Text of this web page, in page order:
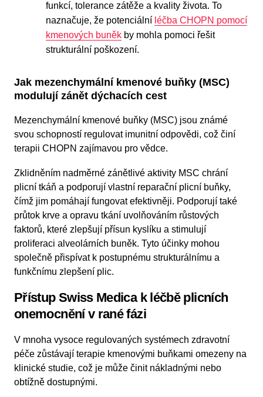
funkcí, tolerance zátěže a kvality života. To
naznačuje, že potenciální léčba CHOPN pomocí
kmenových buněk by mohla pomoci řešit
strukturální poškození.
Jak mezenchymální kmenové buňky (MSC)
modulují zánět dýchacích cest
Mezenchymální kmenové buňky (MSC) jsou známé
svou schopností regulovat imunitní odpovědi, což činí
terapii CHOPN zajímavou pro vědce.
Zklidněním nadměrné zánětlivé aktivity MSC chrání
plicní tkáň a podporují vlastní reparační plicní buňky,
čímž jim pomáhají fungovat efektivněji. Podporují také
průtok krve a opravu tkání uvolňováním růstových
faktorů, které zlepšují přísun kyslíku a stimulují
proliferaci alveolárních buněk. Tyto účinky mohou
společně přispívat k postupnému strukturálnímu a
funkčnímu zlepšení plic.
Přístup Swiss Medica k léčbě plicních
onemocnění v rané fázi
V mnoha vysoce regulovaných systémech zdravotní
péče zůstávají terapie kmenovými buňkami omezeny na
klinické studie, což je může činit nákladnými nebo
obtížně dostupnými.